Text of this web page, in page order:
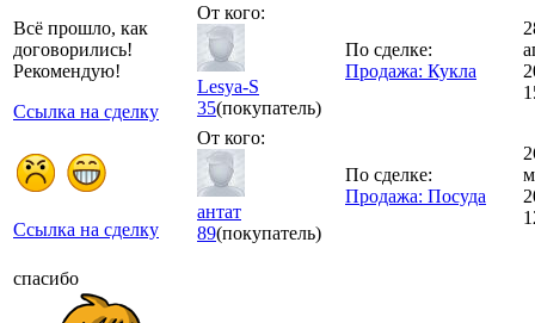
Всё прошло, как
договорились!
Рекомендую!
Ссылка на сделку
От кого:
Lesya-S
35(покупатель)
По сделке:
Продажа: Кукла
Ссылка на сделку
От кого:
антат
89(покупатель)
По сделке:
Продажа: Посуда
спасибо